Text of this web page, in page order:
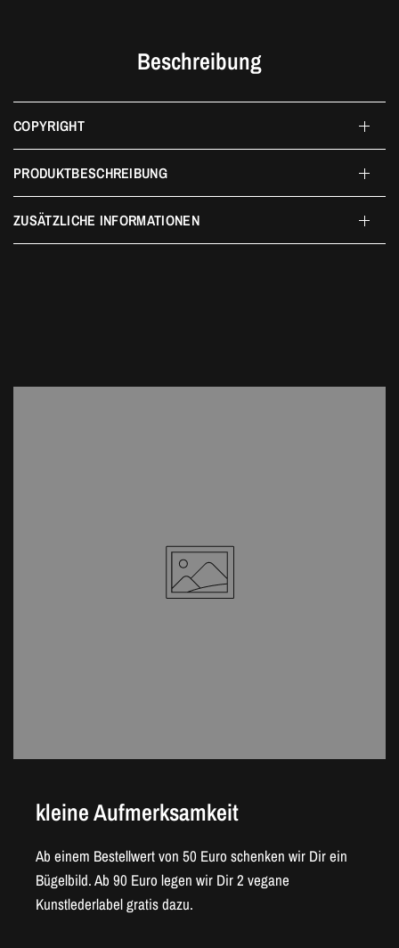
Beschreibung
COPYRIGHT
PRODUKTBESCHREIBUNG
ZUSÄTZLICHE INFORMATIONEN
kleine Aufmerksamkeit
Ab einem Bestellwert von 50 Euro schenken wir Dir ein
Bügelbild. Ab 90 Euro legen wir Dir 2 vegane
Kunstlederlabel gratis dazu.